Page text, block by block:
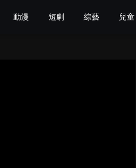
動漫 短劇 綜藝 兒童